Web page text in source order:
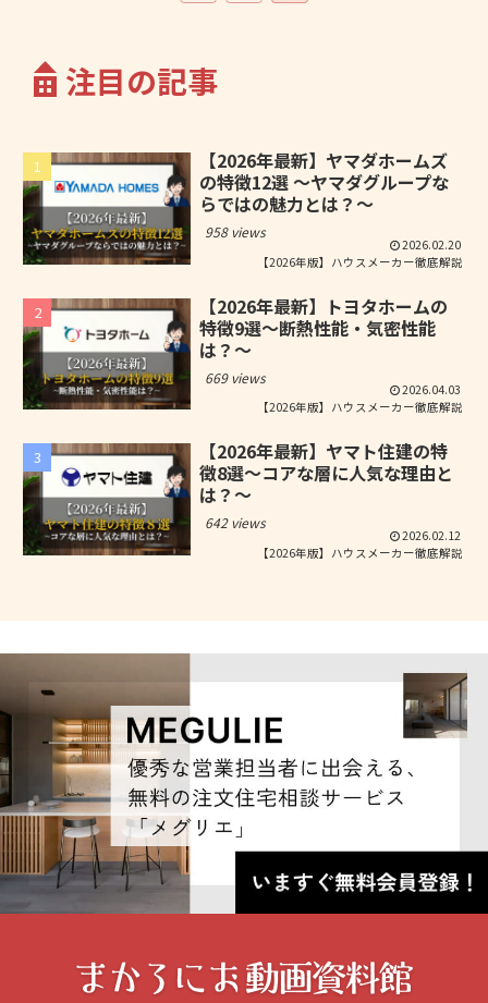
注目の記事
【2026年最新】ヤマダホームズ
の特徴12選 ～ヤマダグループな
らではの魅力とは？～
958 views
2026.02.20
【2026年版】ハウスメーカー徹底解説
【2026年最新】トヨタホームの
特徴9選～断熱性能・気密性能
は？～
669 views
2026.04.03
【2026年版】ハウスメーカー徹底解説
【2026年最新】ヤマト住建の特
徴8選～コアな層に人気な理由と
は？～
642 views
2026.02.12
【2026年版】ハウスメーカー徹底解説